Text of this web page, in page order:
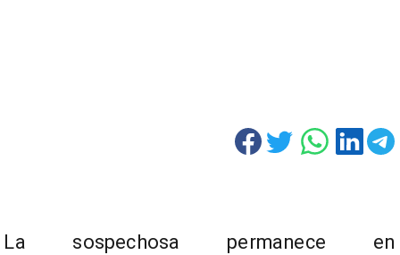
La sospechosa permanece en